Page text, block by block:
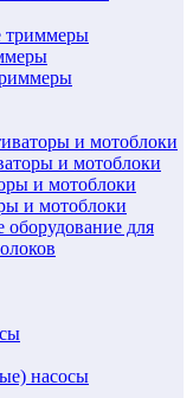
триммеры
и мотоблоки
и мотоблоки
и мотоблоки
и мотоблоки
оборудование для
насосы